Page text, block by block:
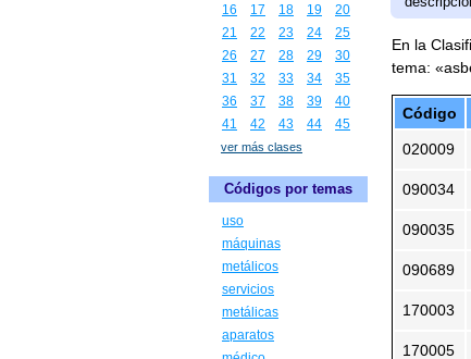
En la
tema:
Código
020009
090034
090035
090689
170003
170005
16
17 18 19
20
21
22 23 24
25
26
27 28 29
30
31
32 33 34
35
36
37 38 39
40
41
42 43 44 45
ver más clases
Códigos por temas
uso
máquinas
metálicos
servicios
metálicas
aparatos